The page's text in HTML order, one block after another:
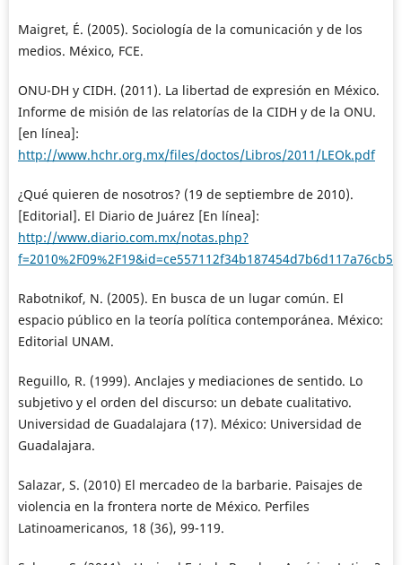
Maigret, É. (2005). Sociología de la comunicación y de los
medios. México, FCE.
ONU-DH y CIDH. (2011). La libertad de expresión en México.
Informe de misión de las relatorías de la CIDH y de la ONU.
[en línea]:
http://www.hchr.org.mx/files/doctos/Libros/2011/LEOk.pdf
¿Qué quieren de nosotros? (19 de septiembre de 2010).
[Editorial]. El Diario de Juárez [En línea]:
http://www.diario.com.mx/notas.php?
f=2010%2F09%2F19&id=ce557112f34b187454d7b6d117a76cb5
Rabotnikof, N. (2005). En busca de un lugar común. El
espacio público en la teoría política contemporánea. México:
Editorial UNAM.
Reguillo, R. (1999). Anclajes y mediaciones de sentido. Lo
subjetivo y el orden del discurso: un debate cualitativo.
Universidad de Guadalajara (17). México: Universidad de
Guadalajara.
Salazar, S. (2010) El mercadeo de la barbarie. Paisajes de
violencia en la frontera norte de México. Perfiles
Latinoamericanos, 18 (36), 99-119.